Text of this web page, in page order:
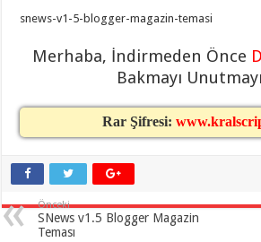
gaziantep
taşımacılık,
taşımacılık
evden
taşımacılık,
evden
taşımacılık,
gaziantep
asansörlü
snews-v1-5-blogger-magazin-temasi
Merhaba, İndirmeden Önce
Bakmayı
Rar Şifresi:
Önceki
SNews v1.5 Blogger Magazin
Teması